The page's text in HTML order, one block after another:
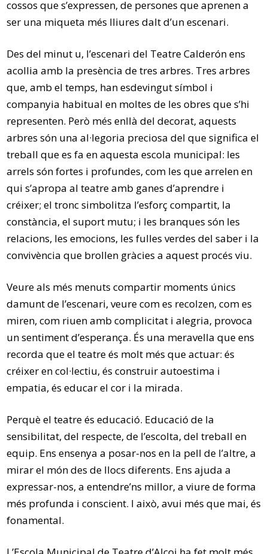
cossos que s’expressen, de persones que aprenen a
ser una miqueta més lliures dalt d’un escenari.
Des del minut u, l’escenari del Teatre Calderón ens
acollia amb la presència de tres arbres. Tres arbres
que, amb el temps, han esdevingut símbol i
companyia habitual en moltes de les obres que s’hi
representen. Però més enllà del decorat, aquests
arbres són una al·legoria preciosa del que significa el
treball que es fa en aquesta escola municipal: les
arrels són fortes i profundes, com les que arrelen en
qui s’apropa al teatre amb ganes d’aprendre i
créixer; el tronc simbolitza l’esforç compartit, la
constància, el suport mutu; i les branques són les
relacions, les emocions, les fulles verdes del saber i la
convivència que brollen gràcies a aquest procés viu.
Veure als més menuts compartir moments únics
damunt de l’escenari, veure com es recolzen, com es
miren, com riuen amb complicitat i alegria, provoca
un sentiment d’esperança. És una meravella que ens
recorda que el teatre és molt més que actuar: és
créixer en col·lectiu, és construir autoestima i
empatia, és educar el cor i la mirada.
Perquè el teatre és educació. Educació de la
sensibilitat, del respecte, de l’escolta, del treball en
equip. Ens ensenya a posar-nos en la pell de l’altre, a
mirar el món des de llocs diferents. Ens ajuda a
expressar-nos, a entendre’ns millor, a viure de forma
més profunda i conscient. I això, avui més que mai, és
fonamental.